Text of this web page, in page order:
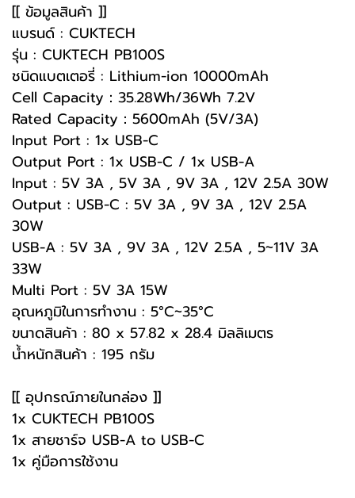
[[ ข้อมูลสินค้า ]]
แบรนด์ : CUKTECH
รุ่น : CUKTECH PB100S
ชนิดแบตเตอรี่ : Lithium-ion 10000mAh
Cell Capacity：35.28Wh/36Wh 7.2V
Rated Capacity：5600mAh (5V/3A)
Input Port : 1x USB-C
Output Port : 1x USB-C / 1x USB-A
Input : 5V 3A , 5V 3A , 9V 3A , 12V 2.5A 30W
Output : USB-C : 5V 3A , 9V 3A , 12V 2.5A
30W
USB-A : 5V 3A , 9V 3A , 12V 2.5A , 5~11V 3A
33W
Multi Port : 5V 3A 15W
อุณหภูมิในการทำงาน : 5°C~35°C
ขนาดสินค้า : 80 x 57.82 x 28.4 มิลลิเมตร
น้ำหนักสินค้า : 195 กรัม
[[ อุปกรณ์ภายในกล่อง ]]
1x CUKTECH PB100S
1x สายชาร์จ USB-A to USB-C
1x คู่มือการใช้งาน